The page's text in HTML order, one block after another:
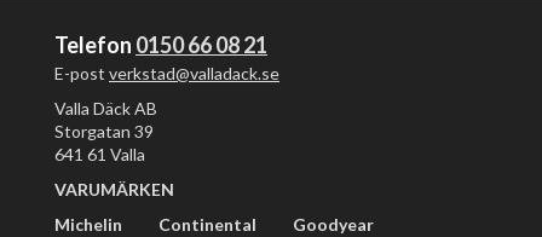
Telefon 0150 66 08 21
E-post verkstad@valladack.se
Valla Däck AB
Storgatan 39
641 61 Valla
VARUMÄRKEN
Michelin
Continental
Goodyear